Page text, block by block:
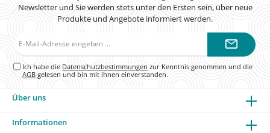
Newsletter und Sie werden stets unter den Ersten sein, über neue
Produkte und Angebote informiert werden.
Ich habe die Datenschutzbestimmungen zur Kenntnis genommen und die
AGB gelesen und bin mit ihnen einverstanden.
Über uns
Informationen